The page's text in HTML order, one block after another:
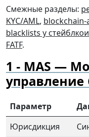
Смежные разделы:
KYC/AML, blockchain-
blacklists у
FATF.
MAS —
управление
Параметр
Юрисдикция